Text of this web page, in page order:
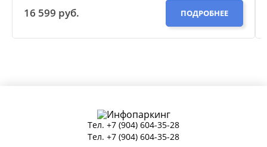
16 599 руб.
ПОДРОБНЕЕ
Тел. +7 (904) 604-35-28
Тел. +7 (904) 604-35-28